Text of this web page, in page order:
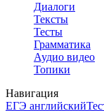
Диалоги
Тексты
Тесты
Грамматика
Аудио видео
Топики
Навигация
ЕГЭ английский